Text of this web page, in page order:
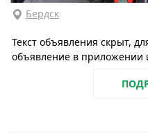
Бердск
Текст объявления скрыт,
объявление в приложении